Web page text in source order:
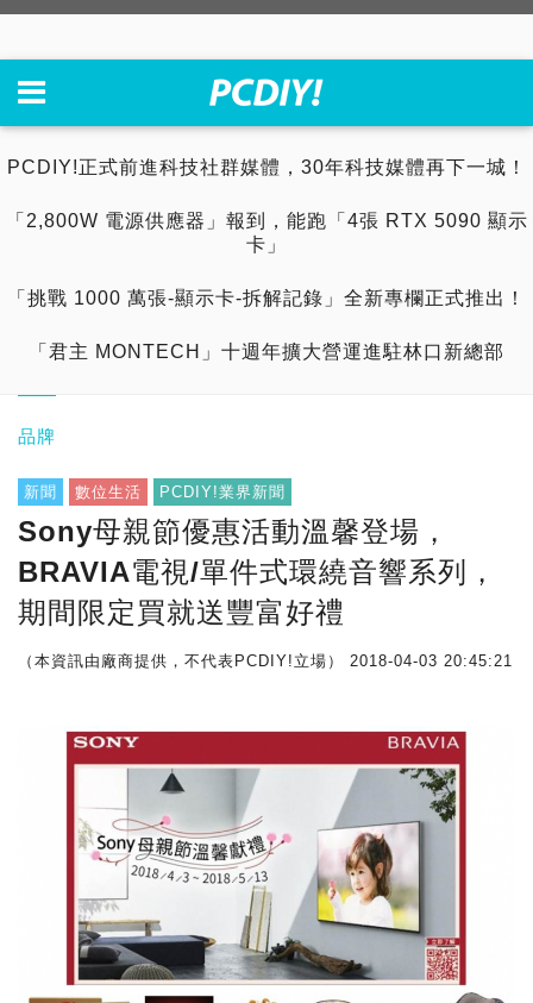
PCDIY!正式前進科技社群媒體，30年科技媒體再下一城！
「2,800W 電源供應器」報到，能跑「4張 RTX 5090 顯示
卡」
「挑戰 1000 萬張-顯示卡-拆解記錄」全新專欄正式推出！
「君主 MONTECH」十週年擴大營運進駐林口新總部
品牌
新聞 數位生活 PCDIY!業界新聞
Sony母親節優惠活動溫馨登場，
BRAVIA電視/單件式環繞音響系列，
期間限定買就送豐富好禮
（本資訊由廠商提供，不代表PCDIY!立場） 2018-04-03 20:45:21